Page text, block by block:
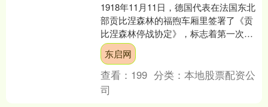
1918年11月11日，德国代表在法国东北
部贡比涅森林的福煦车厢里签署了《贡
比涅森林停战协定》，标志着第一次世
界大战正式结束。一战结束后，为了防
止德国再次崛起，....
东启网
查看： 199 分类：本地股票配资公
司